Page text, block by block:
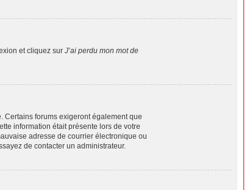
et cliquez sur J’ai perdu mon mot de
Certains forums exigeront également que
information était présente lors de votre
adresse de courrier électronique ou
de contacter un administrateur.